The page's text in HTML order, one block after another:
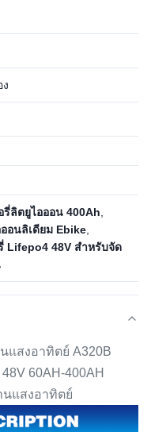
รี่ลิตยูไอออน 400Ah
อนลิเดียม Ebike
Lifepo4 48V สำหรับจัด
แสงอาทิตย์ A320B
60AH-400AH
นแสงอาทิตย์